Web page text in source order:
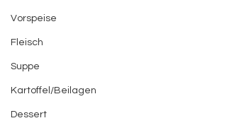
Vorspeise
Fleisch
Suppe
Kartoffel/Beilagen
Dessert